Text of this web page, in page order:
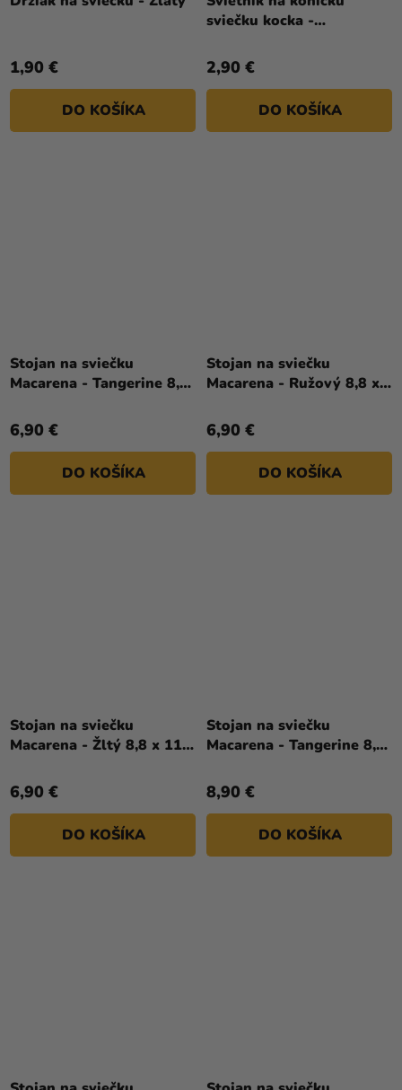
1,90 €
DO KOŠÍKA
sviečku kocka -
x 4 x 4 cm
2,90 €
DO KOŠÍKA
Stojan na sviečku
Macarena - Tangerine 8,8
6,90 €
DO KOŠÍKA
Stojan na sviečku
Macarena - Ružový 8,8 x
6,90 €
DO KOŠÍKA
Stojan na sviečku
Macarena - Žltý 8,8 x 11,8
6,90 €
DO KOŠÍKA
Stojan na sviečku
Macarena - Tangerine 8,8
8,90 €
DO KOŠÍKA